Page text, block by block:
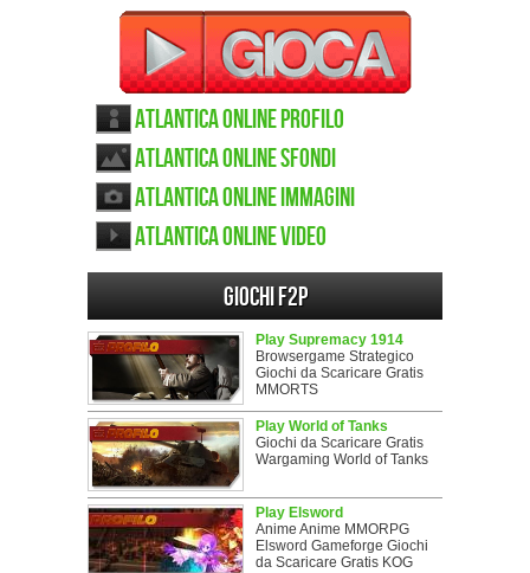
Atlantica Online Profilo
Atlantica Online sfondi
Atlantica Online immagini
Atlantica Online video
Giochi F2P
Play Supremacy 1914
Browsergame Strategico
Giochi da Scaricare Gratis
MMORTS
Play World of Tanks
Giochi da Scaricare Gratis
Wargaming World of Tanks
Play Elsword
Anime Anime MMORPG
Elsword Gameforge Giochi
da Scaricare Gratis KOG